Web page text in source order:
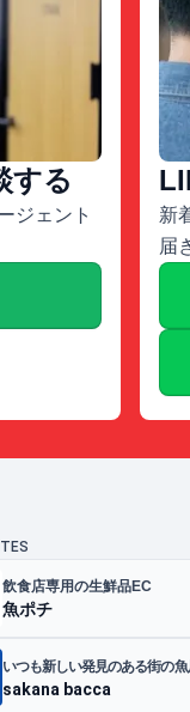
する
ジェント
新
届
飲食店専用の生鮮品EC
魚ポチ
いつも新しい発見のある街の魚
sakana bacca